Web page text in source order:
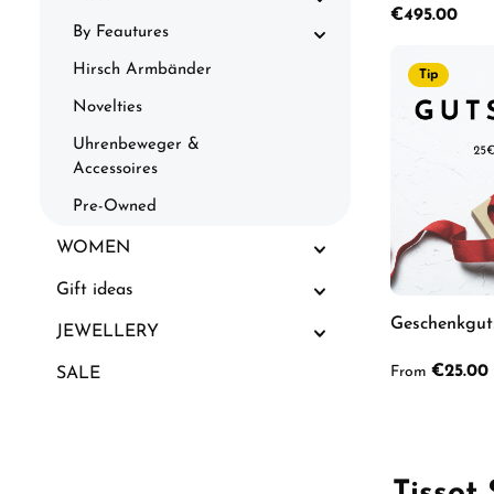
By Feautures
Hirsch Armbänder
Novelties
Uhrenbeweger &
Accessoires
Pre-Owned
WOMEN
Gift ideas
JEWELLERY
SALE
Regular price:
€495.00
Tip
Regular price:
From €25.00